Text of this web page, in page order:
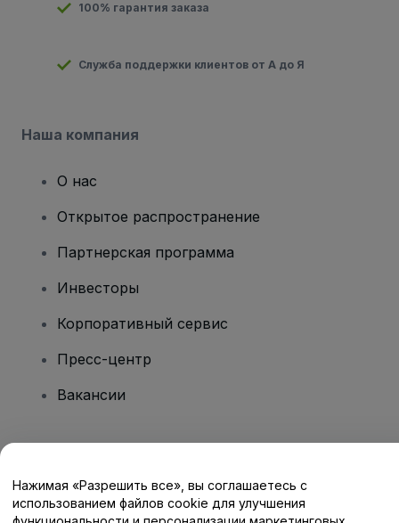
100% гарантия заказа
Служба поддержки клиентов от А до Я
Наша компания
О нас
Открытое распространение
Партнерская программа
Инвесторы
Корпоративный сервис
Пресс-центр
Вакансии
Центр помощи / Свяжитесь с нами
Нажимая «Разрешить все», вы соглашаетесь с
использованием файлов cookie для улучшения